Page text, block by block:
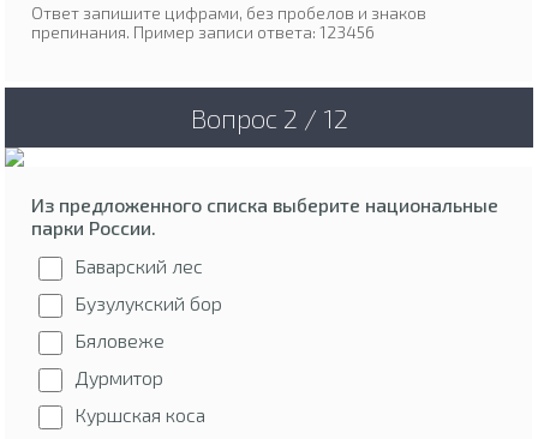
Ответ запишите цифрами, без пробелов и знаков
препинания. Пример записи ответа: 123456
Вопрос 2 / 12
Из предложенного списка выберите национальные
парки России.
Баварский лес
Бузулукский бор
Бяловеже
Дурмитор
Куршская коса